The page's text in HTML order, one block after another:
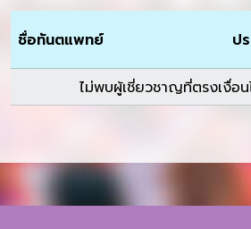
ชื่อทันตแพทย์ ป
ไม่พบผู้เชี่ยวชาญที่ตรงเงื่อน